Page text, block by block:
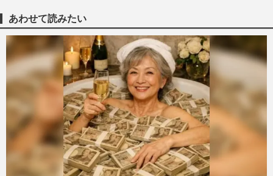
て言われたよ』が描く“夫も子どももお金
もない”50代のリアルな不…
週刊女性PRIME
《老後のお金》55歳からの15年が分かれ
道…完全リタイアを遅らせて資金が必要な
期間を縮める方法
週刊女性2026年6月23日号 2026/6/14
《60歳からの“人間関係”見直し術》人生後
半戦のカギは「穏やかでいられること」友
人・パートナー・親子……
あわせて読みたい